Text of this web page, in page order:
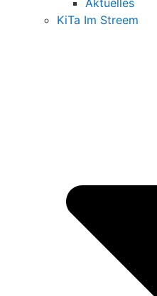
Aktuelles
KiTa Im Streem